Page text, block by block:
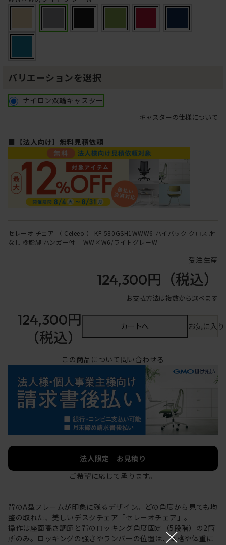
バリエーションを選択
ナイロン双輪キャスター
キャスターの仕様について
■【法人向け】無料見積依頼
セレーオ チェア （ Celeeo ） KF-580GSH1WWW6 ハイバック クロス 肘
なし 樹脂脚 ハンガー付 ［WW×W6/ライトグレーW］
受注生産
124,300円 （税込）
お支払方法は複数から選べます
124,300円
（税込）
カートへ お気に入
この商品について問い合わせる
法人限定 お見積り
ご希望に応じて承ります。
背のA型フレームが印象に残るデザイン。どの角度から見ても均
整の取れた、美しいデスクチェア「セレーオチェア」。
操作は座面高さ調節と背のロッキング角度固定（5段階）の2箇
所のみ。ロッキングの強さやランバーの位置は、体格や体重に
×